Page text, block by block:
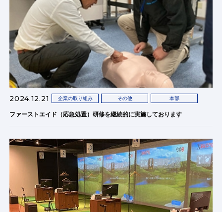
2024.12.21 企業の取り組み その他 本部
ファーストエイド（応急処置）研修を継続的に実施しております